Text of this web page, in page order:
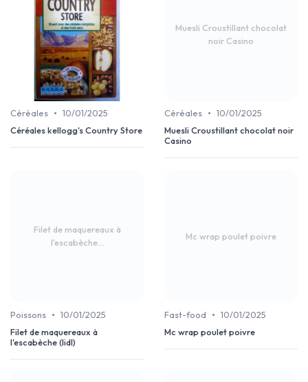
Céréales • 10/01/2025
Céréales kellogg's Country Store
Muesli Croustillant chocolat
noir Casino
Céréales • 10/01/2025
Muesli Croustillant chocolat noir
Casino
Filet de maquereaux à
l'escabèche...
Poissons • 10/01/2025
Filet de maquereaux à
l'escabèche (lidl)
Mc wrap poulet poivre
Fast-food • 10/01/2025
Mc wrap poulet poivre